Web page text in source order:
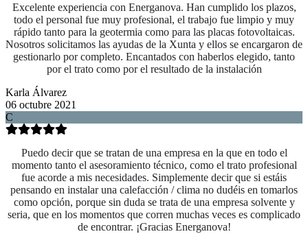
Excelente experiencia con Energanova. Han cumplido los plazos,
todo el personal fue muy profesional, el trabajo fue limpio y muy
rápido tanto para la geotermia como para las placas fotovoltaicas.
Nosotros solicitamos las ayudas de la Xunta y ellos se encargaron de
gestionarlo por completo. Encantados con haberlos elegido, tanto
por el trato como por el resultado de la instalación
Karla Álvarez
06 octubre 2021
C
Puedo decir que se tratan de una empresa en la que en todo el
momento tanto el asesoramiento técnico, como el trato profesional
fue acorde a mis necesidades. Simplemente decir que si estáis
pensando en instalar una calefacción / clima no dudéis en tomarlos
como opción, porque sin duda se trata de una empresa solvente y
seria, que en los momentos que corren muchas veces es complicado
de encontrar. ¡Gracias Energanova!